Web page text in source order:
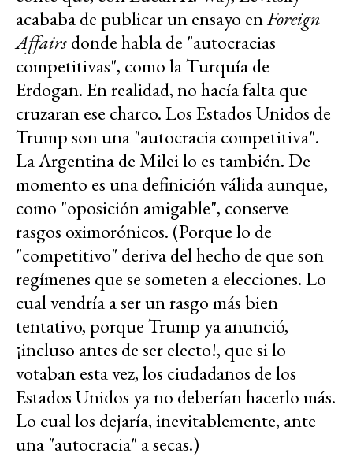
acababa de publicar un ensayo enForeign
Affairsdonde habla de "autocracias
competitivas", como la Turquía de
Erdogan. En realidad, no hacía falta que
cruzaran ese charco. Los Estados Unidos de
Trump son una "autocracia competitiva".
La Argentina de Milei lo es también. De
momento es una definición válida aunque,
como "oposición amigable", conserve
rasgos oximorónicos. (Porque lo de
"competitivo" deriva del hecho de que son
regímenes que se someten a elecciones. Lo
cual vendría a ser un rasgo más bien
tentativo, porque Trump ya anunció,
¡incluso antes de ser electo!, que si lo
votaban esta vez, los ciudadanos de los
Estados Unidos ya no deberían hacerlo más.
Lo cual los dejaría, inevitablemente, ante
una "autocracia" a secas.)